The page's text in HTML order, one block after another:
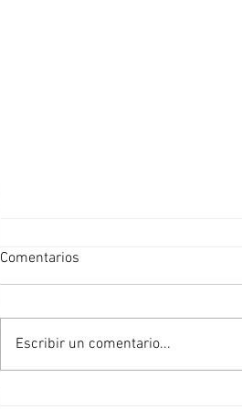
Comentarios
Escribir un comentario...